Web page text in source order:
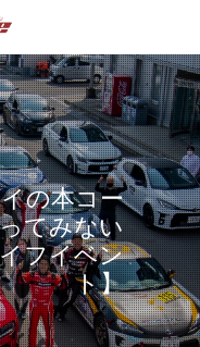
の本コー
てみない
フイベン
ト】